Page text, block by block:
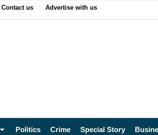
Contact us Advertise with us
Politics Crime Special Story